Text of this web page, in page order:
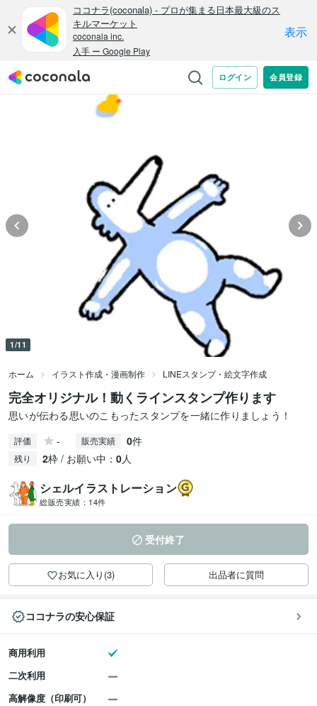
1/11
ホーム イラスト作成・漫画制作 LINEスタンプ・絵文字作成
完全オリジナル！動くラインスタンプ作ります
思いが伝わる思いのこもったスタンプを一緒に作りましょう！
評価 - 販売実績 0件
残り 2枠 / お願い中： 0人
シェルイラストレーション
総販売実績： 14件
受付終了
お気に入り(3) 出品者に質問
ココナラの安心保証
商用利用
二次利用
高解像度（印刷可）